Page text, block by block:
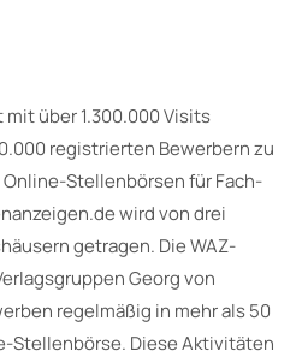
über 1.300.000 Visits
registrierten Bewerbern zu
Stellenbörsen für Fach-
wird von drei
getragen. Die WAZ-
Georg von
regelmäßig in mehr als 50
Stellenbörse. Diese Aktivitäten